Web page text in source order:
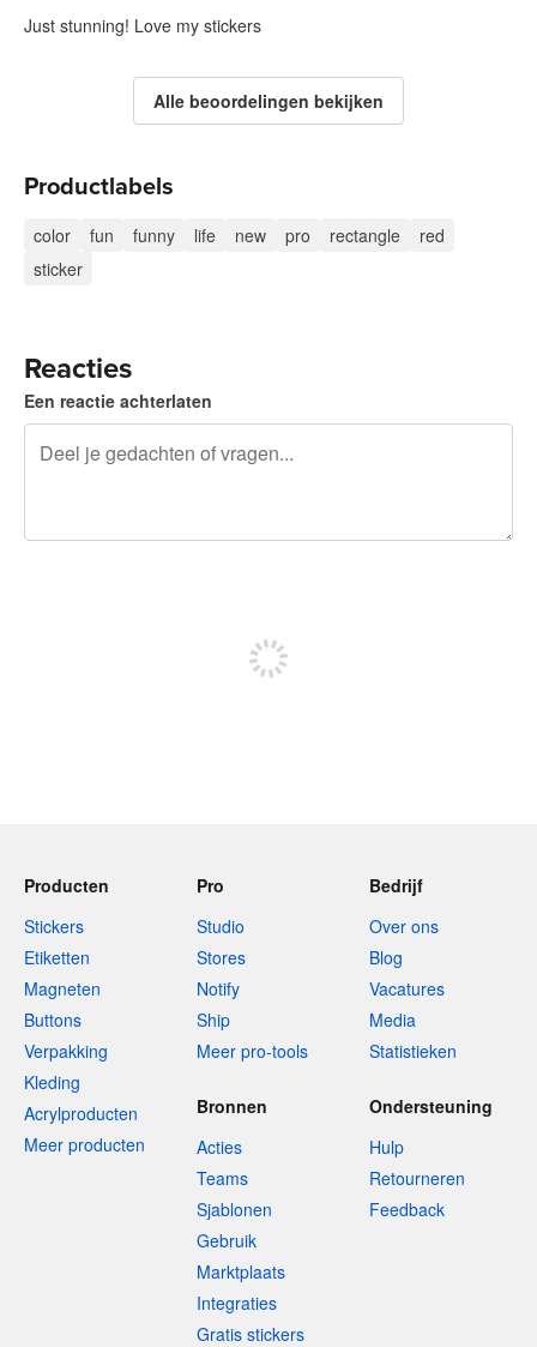
Just stunning! Love my stickers
Alle beoordelingen bekijken
Productlabels
color fun funny life new pro rectangle
red
sticker
Reacties
Een reactie achterlaten
Producten
Stickers
Etiketten
Magneten
Buttons
Verpakking
Kleding
Acrylproducten
Meer producten
Pro
Studio
Stores
Notify
Ship
Meer pro-tools
Bedrijf
Over ons
Blog
Vacatures
Media
Statistieken
Bronnen
Acties
Teams
Sjablonen
Gebruik
Marktplaats
Integraties
Gratis stickers
Ondersteuning
Hulp
Retourneren
Feedback